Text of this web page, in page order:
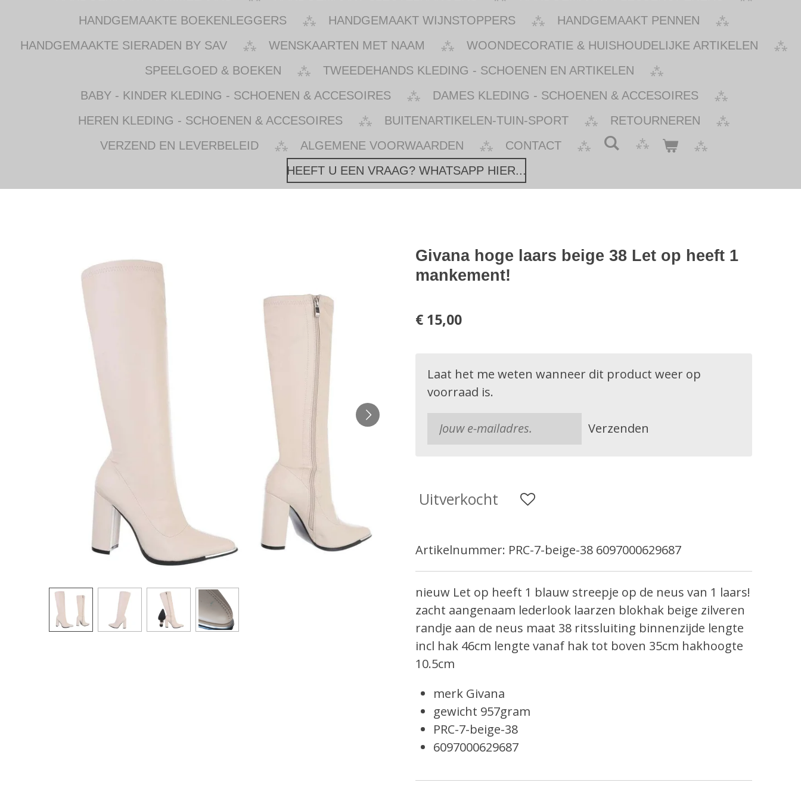
HANDGEMAAKTE BOEKENLEGGERS
HANDGEMAAKT WIJNSTOPPERS
HANDGEMAAKT PENNEN
HANDGEMAAKTE SIERADEN BY SAV
WENSKAARTEN MET NAAM
WOONDECORATIE & HUISHOUDELIJKE ARTIKELEN
SPEELGOED & BOEKEN
TWEEDEHANDS KLEDING - SCHOENEN EN ARTIKELEN
BABY - KINDER KLEDING - SCHOENEN & ACCESOIRES
DAMES KLEDING - SCHOENEN & ACCESOIRES
HEREN KLEDING - SCHOENEN & ACCESOIRES
BUITENARTIKELEN-TUIN-SPORT
RETOURNEREN
VERZEND EN LEVERBELEID
ALGEMENE VOORWAARDEN
CONTACT
HEEFT U EEN VRAAG? WHATSAPP HIER...
Givana hoge laars beige 38 Let op heeft 1
mankement!
€ 15,00
Laat het me weten wanneer dit product weer op
voorraad is.
Verzenden
Uitverkocht
Artikelnummer: PRC-7-beige-38 6097000629687
nieuw Let op heeft 1 blauw streepje op de neus van 1 laars!
zacht aangenaam lederlook laarzen blokhak beige zilveren
randje aan de neus maat 38 ritssluiting binnenzijde lengte
incl hak 46cm lengte vanaf hak tot boven 35cm hakhoogte
10.5cm
merk Givana
gewicht 957gram
PRC-7-beige-38
6097000629687